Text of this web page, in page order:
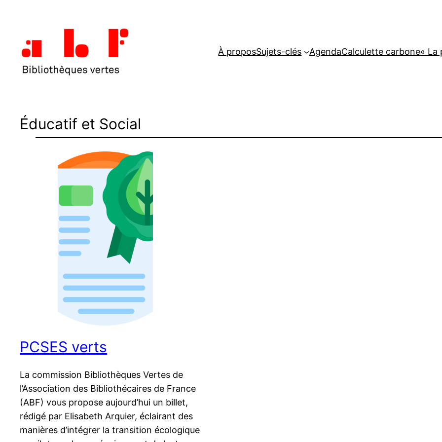
contenu
À proposSujets-clés AgendaCalculette carbone« La
Éducatif et Social
PCSES verts
La commission Bibliothèques Vertes de
l’Association des Bibliothécaires de France
(ABF) vous propose aujourd’hui un billet,
rédigé par Elisabeth Arquier, éclairant des
manières d’intégrer la transition écologique